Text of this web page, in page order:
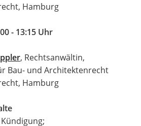
Hamburg
- 13:15 Uhr
, Rechtsanwältin,
Bau- und Architektenrecht
Hamburg